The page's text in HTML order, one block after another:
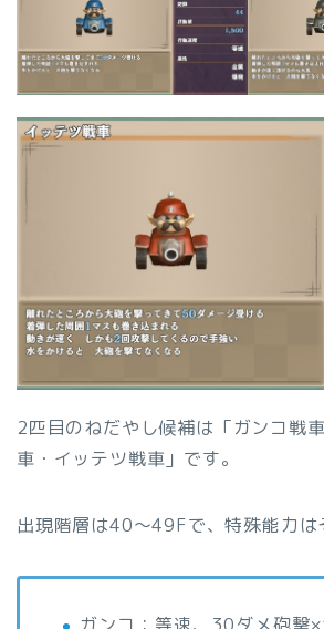
2匹目のねだやし候補は「ガンコ戦
車・イッテツ戦車」です。
出現階層は40〜49Fで、特殊能力は